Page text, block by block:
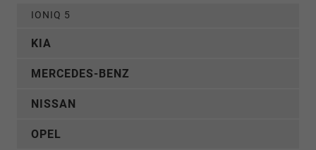
IONIQ 5
KIA
MERCEDES-BENZ
NISSAN
OPEL